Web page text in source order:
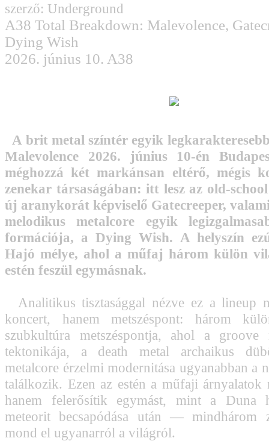
szerző: Underground
A38 Total Breakdown: Malevolence,
Dying Wish
2026. június 10. A38
A brit metal színtér egyik
Malevolence 2026. június 10-én
méghozzá két markánsan eltérő, mégis
zenekar társaságában: itt lesz az old-
új aranykorát képviselő Gatecreeper,
melodikus metalcore egyik
formációja, a Dying Wish. A helyszín
Hajó mélye, ahol a műfaj három külön
estén feszül egymásnak.
Analitikus tisztasággal nézve ez a lineup
koncert, hanem metszéspont: három
szubkultúra metszéspontja, ahol a groove
tektonikája, a death metal archaikus
metalcore érzelmi modernitása ugyanabban a
találkozik. Ezen az estén a műfaji
hanem felerősítik egymást, mint a Duna
meteorit becsapódása után — mindhárom
mond el ugyanarról a világról.